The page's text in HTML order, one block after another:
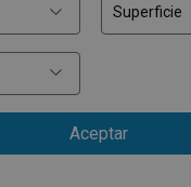
Superficie